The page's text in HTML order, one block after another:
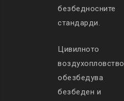
безбедносните
стандарди.
Цивилното
воздухопловство
обезбедува
безбеден и